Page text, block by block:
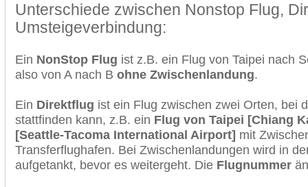
Unterschiede zwischen Nonstop Flug,
Umsteigeverbindung:
Ein NonStop Flug ist z.B. ein Flug von Taipei nach
also von A nach B ohne Zwischenlandung.
Ein Direktflug ist ein Flug zwischen zwei Orten, bei
stattfinden kann, z.B. ein Flug von Taipei [Chiang
[Seattle-Tacoma International Airport] mit
Transferflughafen. Bei Zwischenlandungen wird in
aufgetankt, bevor es weitergeht. Die Flugnummer